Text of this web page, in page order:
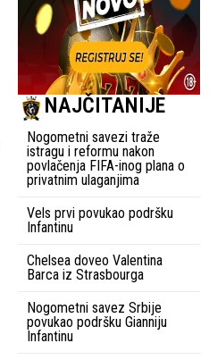
NAJČITANIJE
Nogometni savezi traže
istragu i reformu nakon
povlačenja FIFA-inog plana o
privatnim ulaganjima
Vels prvi povukao podršku
Infantinu
Chelsea doveo Valentina
Barca iz Strasbourga
Nogometni savez Srbije
povukao podršku Gianniju
Infantinu